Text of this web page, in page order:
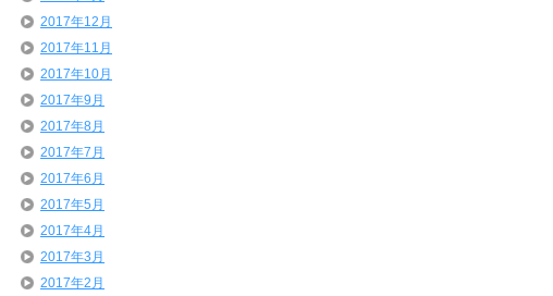
2017年12月
2017年11月
2017年10月
2017年9月
2017年8月
2017年7月
2017年6月
2017年5月
2017年4月
2017年3月
2017年2月